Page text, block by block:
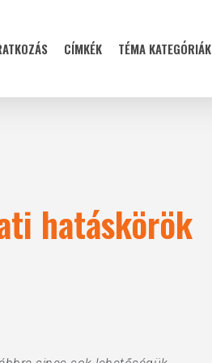
CÍMKÉK TÉMA KATEGÓRIÁK
hatáskörök